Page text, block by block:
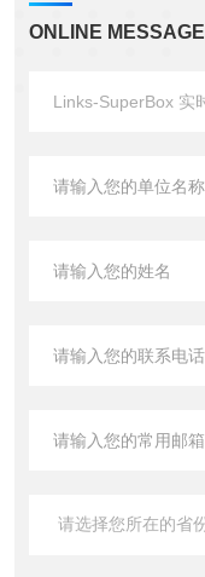
ONLINE MESSAGE